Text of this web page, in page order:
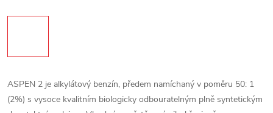
ASPEN 2 je alkylátový benzín, předem namíchaný v poměru 50: 1
(2%) s vysoce kvalitním biologicky odbouratelným plně syntetickým